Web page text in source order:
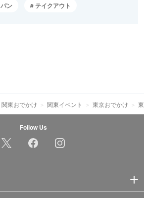
パン テイクアウト
関東おでかけ 関東イベント 東京おでかけ
Follow Us